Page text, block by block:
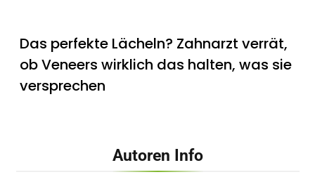
Das perfekte Lächeln? Zahnarzt verrät,
ob Veneers wirklich das halten, was sie
versprechen
Autoren Info